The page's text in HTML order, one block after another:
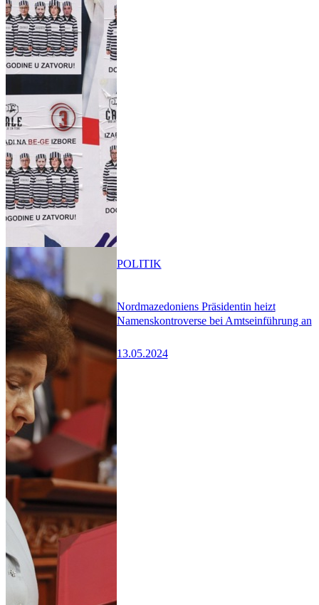
Nordmazedoniens Präsidentin heizt
Namenskontroverse bei Amtseinführung an
13.05.2024
POLITIK